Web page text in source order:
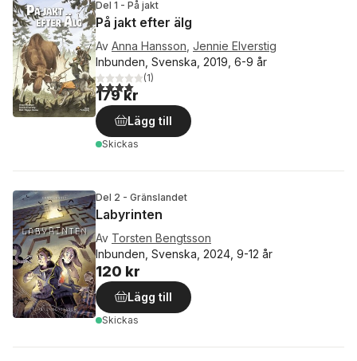
Del 1 - På jakt
På jakt efter älg
Av Anna Hansson Jennie Elverstig
Inbunden, Svenska, 2019, 6-9 år
4,0utav 5 stjärnor. Totalt antal röster:
(1)
179 kr
Lägg till
Skickas
Del 2 - Gränslandet
Labyrinten
Av Torsten Bengtsson
Inbunden, Svenska, 2024, 9-12 år
120 kr
Lägg till
Skickas